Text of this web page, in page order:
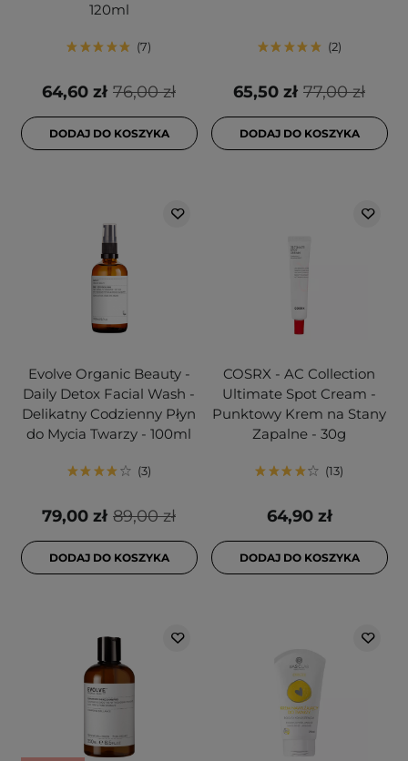
120ml
7
76,00 zł
64,60 zł
DODAJ DO KOSZYKA
2
77,00 zł
65,50 zł
DODAJ DO KOSZYKA
Evolve Organic Beauty -
Daily Detox Facial Wash -
Delikatny Codzienny Płyn
do Mycia Twarzy - 100ml
3
89,00 zł
79,00 zł
DODAJ DO KOSZYKA
COSRX - AC Collection
Ultimate Spot Cream -
Punktowy Krem na Stany
Zapalne - 30g
13
64,90 zł
DODAJ DO KOSZYKA